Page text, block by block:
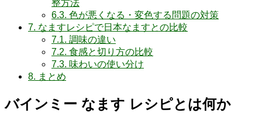
整方法
6.3. 色が悪くなる・変色する問題の対策
7. なますレシピで日本なますとの比較
7.1. 調味の違い
7.2. 食感と切り方の比較
7.3. 味わいの使い分け
8. まとめ
バインミー なます レシピとは何か